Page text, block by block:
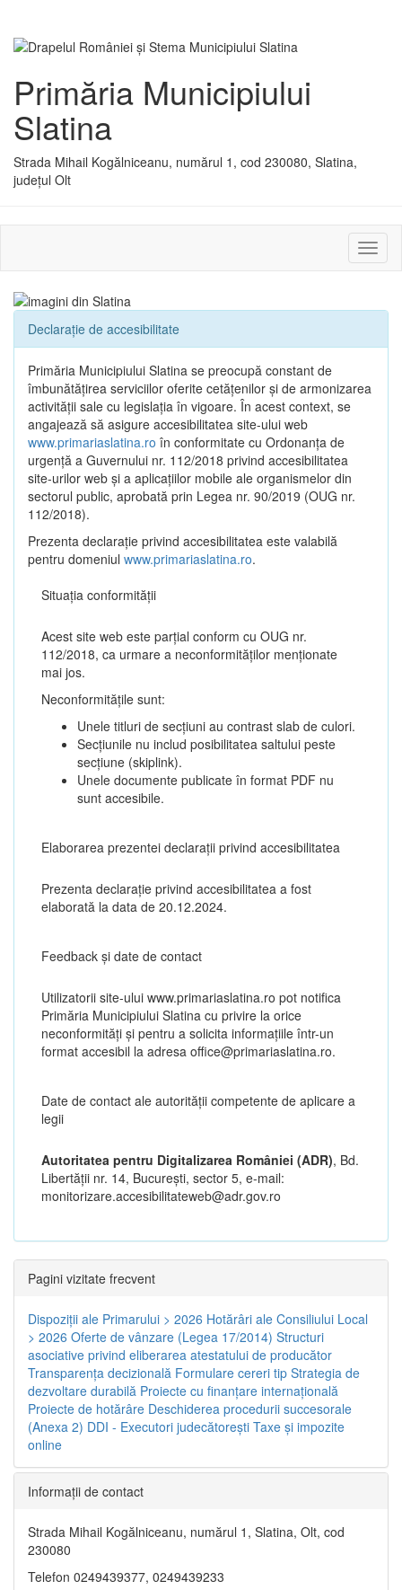
Primăria Municipiului
Slatina
Strada Mihail Kogălniceanu, numărul 1, cod 230080, Slatina,
județul Olt
sau
Declarație de accesibilitate
Primăria Municipiului Slatina se preocupă constant de
îmbunătățirea serviciilor oferite cetățenilor și de armonizarea
activității sale cu legislația în vigoare. În acest context, se
angajează să asigure accesibilitatea site-ului web
www.primariaslatina.ro în conformitate cu Ordonanța de
urgență a Guvernului nr. 112/2018 privind accesibilitatea
site-urilor web și a aplicațiilor mobile ale organismelor din
sectorul public, aprobată prin Legea nr. 90/2019 (OUG nr.
112/2018).
Prezenta declarație privind accesibilitatea este valabilă
pentru domeniul www.primariaslatina.ro.
Situația conformității
Acest site web este parțial conform cu OUG nr.
112/2018, ca urmare a neconformităților menționate
mai jos.
Neconformitățile sunt:
Unele titluri de secțiuni au contrast slab de culori.
Secțiunile nu includ posibilitatea saltului peste
secțiune (skiplink).
Unele documente publicate în format PDF nu
sunt accesibile.
Elaborarea prezentei declarații privind accesibilitatea
Prezenta declarație privind accesibilitatea a fost
elaborată la data de 20.12.2024.
Feedback și date de contact
Utilizatorii site-ului www.primariaslatina.ro pot notifica
Primăria Municipiului Slatina cu privire la orice
neconformități și pentru a solicita informațiile într-un
format accesibil la adresa office@primariaslatina.ro.
Date de contact ale autorităţii competente de aplicare a
legii
Autoritatea pentru Digitalizarea României (ADR), Bd.
Libertăţii nr. 14, Bucureşti, sector 5, e-mail:
monitorizare.accesibilitateweb@adr.gov.ro
Pagini vizitate frecvent
Dispoziţii ale Primarului > 2026 Hotărâri ale Consiliului Local
> 2026 Oferte de vânzare (Legea 17/2014) Structuri
asociative privind eliberarea atestatului de producător
Transparenţa decizională Formulare cereri tip Strategia de
dezvoltare durabilă Proiecte cu finanţare internaţională
Proiecte de hotărâre Deschiderea procedurii succesorale
(Anexa 2) DDI - Executori judecătorești Taxe şi impozite
online
Informaţii de contact
Strada Mihail Kogălniceanu, numărul 1, Slatina, Olt, cod
230080
Telefon 0249439377, 0249439233